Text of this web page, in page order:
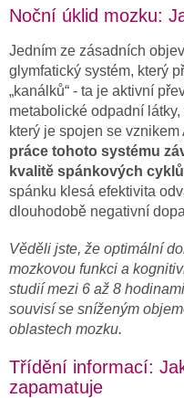
Noční úklid mozku:
Jedním ze zásadních
glymfatický systém, který
„kanálků“ - ta je aktivní
metabolické odpadní
který je spojen se
práce tohoto systému
kvalitě spánkových
spánku klesá efektivita
dlouhodobě negativní
Věděli jste, že optimální
mozkovou funkci a
studií mezi 6 až 8
souvisí se sníženým
oblastech mozku.
Třídění informací:
zapamatuje